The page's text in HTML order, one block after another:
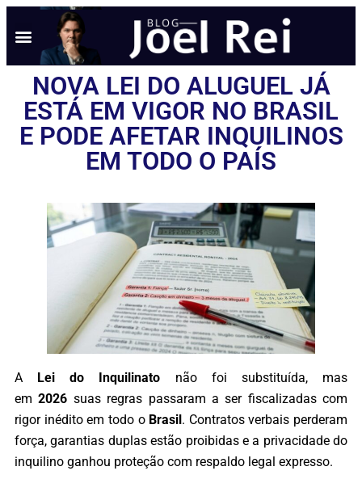
NOVA LEI DO ALUGUEL JÁ
ESTÁ EM VIGOR NO BRASIL
E PODE AFETAR INQUILINOS
EM TODO O PAÍS
A Lei do Inquilinato não foi substituída, mas
em2026 suas regras passaram a ser fiscalizadas com
rigor inédito em todo o Brasil. Contratos verbais perderam
força, garantias duplas estão proibidas e a privacidade do
inquilino ganhou proteção com respaldo legal expresso.